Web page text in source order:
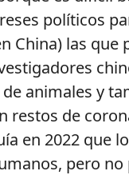
políticos
China) las
animales y
restos de
en 2022 que
pero